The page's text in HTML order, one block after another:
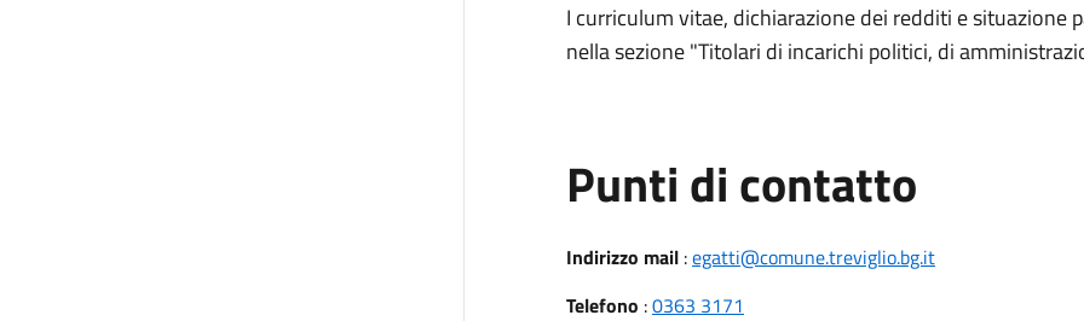
I curriculum vitae, dichiarazione dei redditi e situazione
nella sezione "Titolari di incarichi politici, di
Punti di contatto
Indirizzo mail:egatti@comune.treviglio.bg.it
Telefono :0363 3171